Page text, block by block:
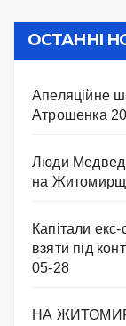
ОСТАННІ
Апеляційне
Атрошенка
Люди
на
Капітали
взяти під
05-28
НА